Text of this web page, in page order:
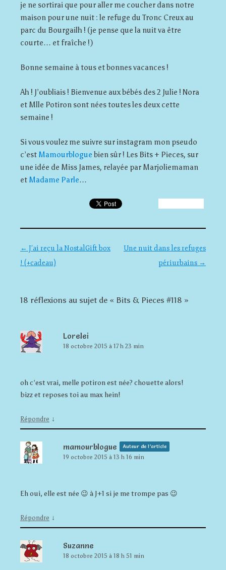
je ne sortirai que pour aller me coucher dans notre
maison pour une nuit : le refuge du Tronc Creux au
parc du Bourgailh ! (je pense que la nuit va être
courte… et fraîche !)
Bonne semaine à tous et bonnes vacances !
Ah ! J’oubliais ! Bienvenue aux bébés des 2 Julie ! Nora
et Mlle Potiron sont nées toutes les deux cette
semaine !
Si vous voulez me suivre sur instagram mon pseudo
c’est Mamourblogue bien sûr ! Les Bits + Pieces, sur
une idée de Miss James, relayée par Marjoliemaman
et Madame Parle…
Navigation des articles
← J’ai reçu la NostalGift box
! (+cadeau)
Une nuit dans les refuges
périurbains →
18 réflexions au sujet de « Bits & Pieces #118 »
Lorelei
18 octobre 2015 à 17 h 23 min
oh c’est vrai, melle potiron est née? chouette alors!
bizz et reposes toi au max hein!
Répondre ↓
mamourblogue Auteur de l’article
19 octobre 2015 à 13 h 16 min
Eh oui, elle est née 😉 à J+1 si je me trompe pas 😉
Répondre ↓
Suzanne
18 octobre 2015 à 18 h 51 min